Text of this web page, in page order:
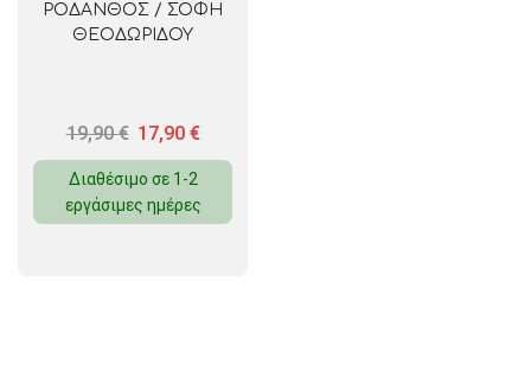
ΡΟΔΑΝΘΟΣ / ΣΟΦΗ
ΘΕΟΔΩΡΙΔΟΥ
19,90€ 17,90 €
Διαθέσιμο σε 1-2
εργάσιμες ημέρες